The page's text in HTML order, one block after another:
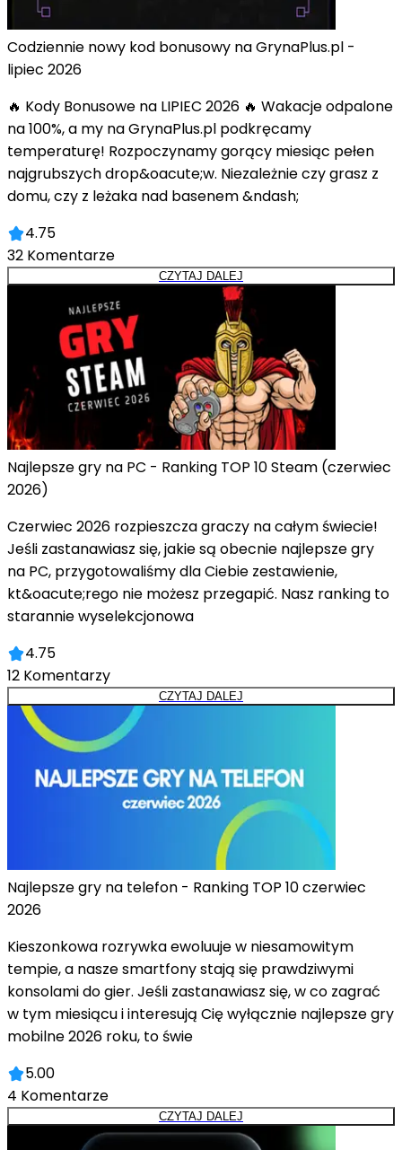
Codziennie nowy kod bonusowy na GrynaPlus.pl -
lipiec 2026
🔥 Kody Bonusowe na LIPIEC 2026 🔥 Wakacje odpalone
na 100%, a my na GrynaPlus.pl podkręcamy
temperaturę! Rozpoczynamy gorący miesiąc pełen
najgrubszych drop&oacute;w. Niezależnie czy grasz z
domu, czy z leżaka nad basenem &ndash;
4.75
32 Komentarze
CZYTAJ DALEJ
Najlepsze gry na PC - Ranking TOP 10 Steam (czerwiec
2026)
Czerwiec 2026 rozpieszcza graczy na całym świecie!
Jeśli zastanawiasz się, jakie są obecnie najlepsze gry
na PC, przygotowaliśmy dla Ciebie zestawienie,
kt&oacute;rego nie możesz przegapić. Nasz ranking to
starannie wyselekcjonowa
4.75
12 Komentarzy
CZYTAJ DALEJ
Najlepsze gry na telefon - Ranking TOP 10 czerwiec
2026
Kieszonkowa rozrywka ewoluuje w niesamowitym
tempie, a nasze smartfony stają się prawdziwymi
konsolami do gier. Jeśli zastanawiasz się, w co zagrać
w tym miesiącu i interesują Cię wyłącznie najlepsze gry
mobilne 2026 roku, to świe
5.00
4 Komentarze
CZYTAJ DALEJ